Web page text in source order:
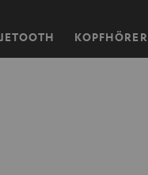
KOPFHÖRER